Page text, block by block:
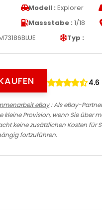
Modell : Explorer
Massstabe : 1/18
Typ :
4.6
eBay: Als eBay-
kleine Provision, wenn Sie über
keine zusätzlichen Kosten für
fortzuführen.